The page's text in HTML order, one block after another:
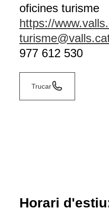
oficines turisme
https://
977 612 530
Trucar
Horari